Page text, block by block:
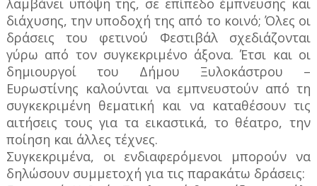
λαμβάνει υπόψη της, σε επίπεδο έμπνευσης και
διάχυσης, την υποδοχή της από το κοινό; Όλες οι
δράσεις του φετινού Φεστιβάλ σχεδιάζονται
γύρω από τον συγκεκριμένο άξονα. Έτσι και οι
δημιουργοί του Δήμου Ξυλοκάστρου –
Ευρωστίνης καλούνται να εμπνευστούν από τη
συγκεκριμένη θεματική και να καταθέσουν τις
αιτήσεις τους για τα εικαστικά, το θέατρο, την
ποίηση και άλλες τέχνες.
Συγκεκριμένα, οι ενδιαφερόμενοι μπορούν να
δηλώσουν συμμετοχή για τις παρακάτω δράσεις: